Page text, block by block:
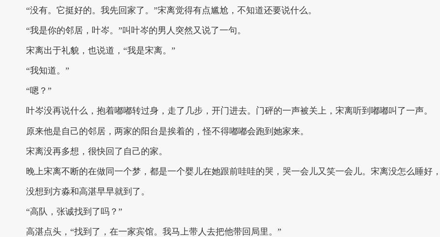
“没有。它挺好的。我先回家了。”宋离觉得有点尴尬，不知道还要说什么。
“我是你的邻居，叶岑。”叫叶岑的男人突然又说了一句。
宋离出于礼貌，也说道，“我是宋离。”
“我知道。”
“嗯？”
叶岑没再说什么，抱着嘟嘟转过身，走了几步，开门进去。门砰的一声被关上，宋离听到嘟嘟叫了一声。
原来他是自己的邻居，两家的阳台是挨着的，怪不得嘟嘟会跑到她家来。
宋离没再多想，很快回了自己的家。
晚上宋离不断的在做同一个梦，都是一个婴儿在她跟前哇哇的哭，哭一会儿又笑一会儿。宋离没怎么睡好
没想到方淼和高湛早早就到了。
“高队，张诚找到了吗？”
高湛点头，“找到了，在一家宾馆。我马上带人去把他带回局里。”